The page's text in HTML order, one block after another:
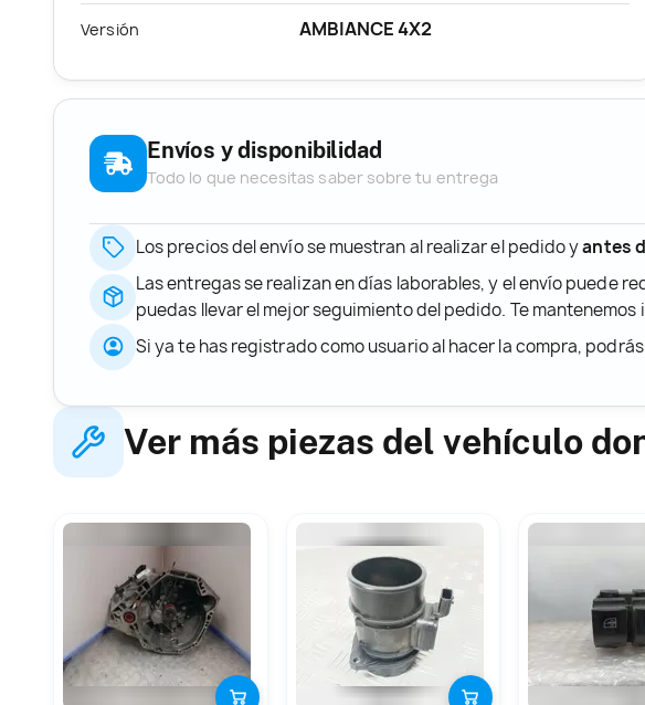
Versión AMBIANCE 4X2
Envíos y disponibilidad
Todo lo que necesitas saber sobre tu entrega
Los precios del envío se muestran al realizar el pedido yantes
Las entregas se realizan en días laborables, y el envío puede
puedas llevar el mejor seguimiento del pedido. Te
Si ya te has registrado como usuario al hacer la compra,
Ver más piezas del vehículo